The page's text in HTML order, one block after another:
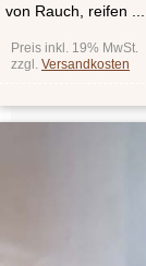
von Rauch, reifen ...
Preis inkl. 19% MwSt.
zzgl. Versandkosten